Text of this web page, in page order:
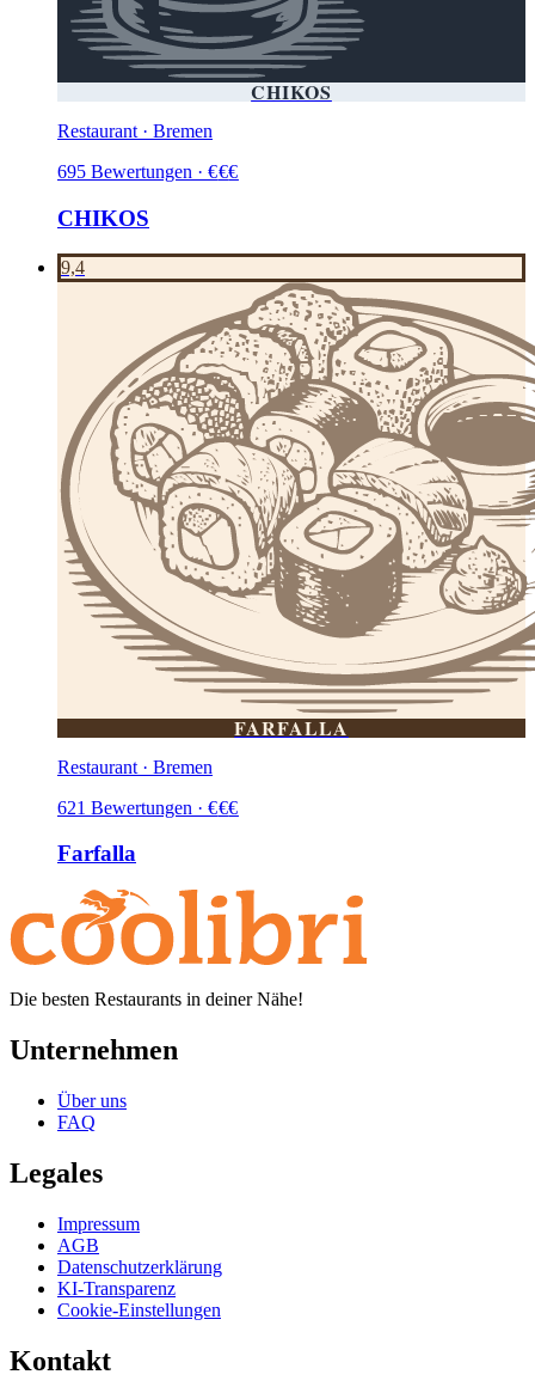
CHIKOS
Restaurant · Bremen
695 Bewertungen · €€€
CHIKOS
9,4
FARFALLA
Restaurant · Bremen
621 Bewertungen · €€€
Farfalla
Die besten Restaurants in deiner Nähe!
Unternehmen
Über uns
FAQ
Legales
Impressum
AGB
Datenschutzerklärung
KI-Transparenz
Cookie-Einstellungen
Kontakt